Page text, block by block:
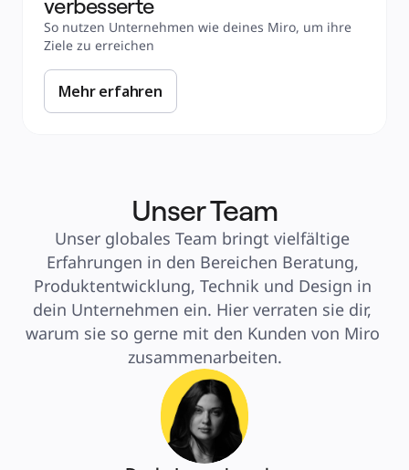
verbesserte
So nutzen Unternehmen wie deines Miro, um ihre
Ziele zu erreichen
Mehr erfahren
Unser Team
Unser globales Team bringt vielfältige
Erfahrungen in den Bereichen Beratung,
Produktentwicklung, Technik und Design in
dein Unternehmen ein. Hier verraten sie dir,
warum sie so gerne mit den Kunden von Miro
zusammenarbeiten.